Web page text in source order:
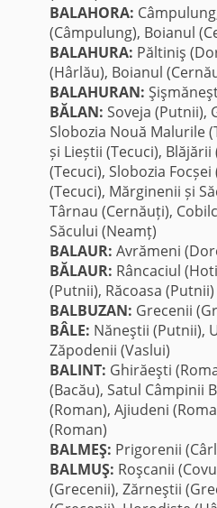
BALAHORA:
(Câmpulung), Boianul
BALAHURA: Păltiniş
(Hârlău), Boianul
BALAHURAN:
BĂLAN: Soveja (Putnii),
Slobozia Nouă Malurile
și Lieștii (Tecuci),
(Tecuci), Slobozia
(Tecuci), Mărginenii și
Târnau (Cernăuți),
Săcului (Neamț)
BALAUR: Avrămeni
BĂLAUR: Râncaciul
(Putnii), Răcoasa (Putnii)
BALBUZAN: Grecenii
BÂLE: Năneştii (Putnii),
Zăpodenii (Vaslui)
BALINT: Ghirăeşti
(Bacău), Satul Câmpinii
(Roman), Ajiudeni
(Roman)
BALMEŞ: Prigorenii
BALMUŞ: Roşcanii
(Grecenii), Zărneştii